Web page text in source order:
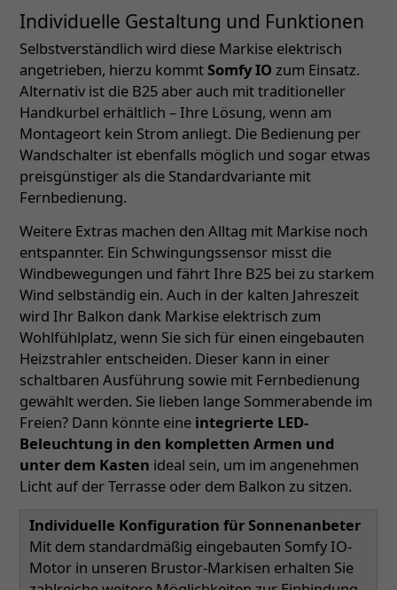
Individuelle Gestaltung und Funktionen
Selbstverständlich wird diese Markise elektrisch
angetrieben, hierzu kommtSomfy IO zum Einsatz.
Alternativ ist die B25 aber auch mit traditioneller
Handkurbel erhältlich – Ihre Lösung, wenn am
Montageort kein Strom anliegt. Die Bedienung per
Wandschalter ist ebenfalls möglich und sogar etwas
preisgünstiger als die Standardvariante mit
Fernbedienung.
Weitere Extras machen den Alltag mit Markise noch
entspannter. Ein Schwingungssensor misst die
Windbewegungen und fährt Ihre B25 bei zu starkem
Wind selbständig ein. Auch in der kalten Jahreszeit
wird Ihr Balkon dank Markise elektrisch zum
Wohlfühlplatz, wenn Sie sich für einen eingebauten
Heizstrahler entscheiden. Dieser kann in einer
schaltbaren Ausführung sowie mit Fernbedienung
gewählt werden. Sie lieben lange Sommerabende im
Freien? Dann könnte eine integrierte LED-
Beleuchtung in den kompletten Armen und
unter dem Kasten ideal sein, um im angenehmen
Licht auf der Terrasse oder dem Balkon zu sitzen.
Individuelle Konfiguration für Sonnenanbeter
Mit dem standardmäßig eingebauten Somfy IO-
Motor in unseren Brustor-Markisen erhalten Sie